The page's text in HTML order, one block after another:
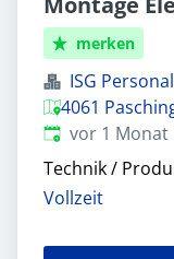
merken
ISG
4061
Veröffentlicht:
vor 1 Monat
Technik /
Vollzeit